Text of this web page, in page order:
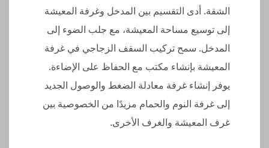
الشقة. أدى التقسيم بين المدخل وغرفة المعيشة
إلى توسيع مساحة المعيشة، مع جلب الضوء إلى
المدخل. سمح تركيب السقف الزجاجي في غرفة
المعيشة بإنشاء مكتب مع الحفاظ على الإضاءة.
يوفر إنشاء غرفة معادلة الضغط والوصول الجديد
إلى غرفة النوم والحمام مزيدًا من الخصوصية بين
غرف المعيشة والغرف الأخرى.